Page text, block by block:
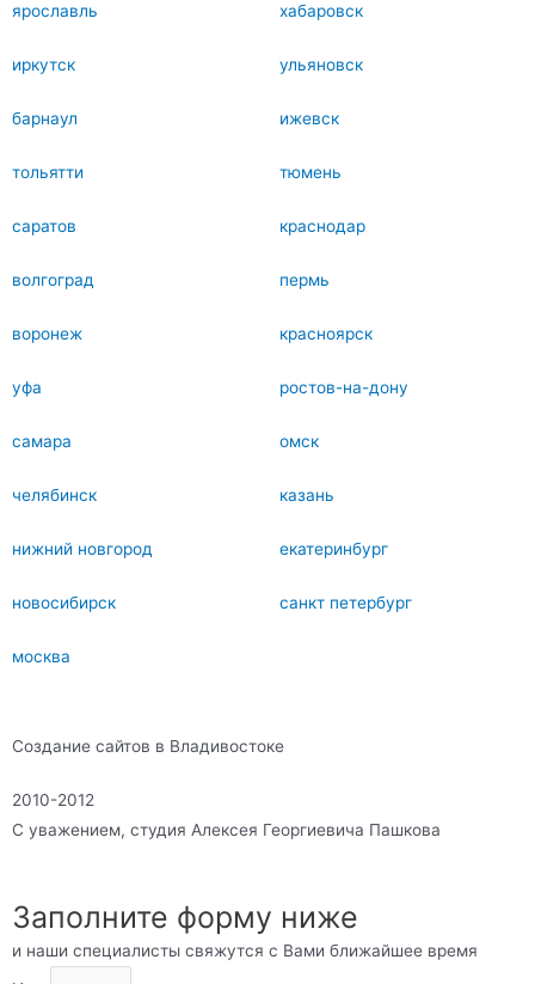
ярославль хабаровск
иркутск ульяновск
барнаул ижевск
тольятти тюмень
саратов краснодар
волгоград пермь
воронеж красноярск
уфа ростов-на-дону
самара омск
челябинск казань
нижний новгород екатеринбург
новосибирск санкт петербург
москва
Создание сайтов в Владивостоке
2010-2012
С уважением, студия Алексея Георгиевича Пашкова
Заполните форму ниже
и наши специалисты свяжутся с Вами ближайшее время